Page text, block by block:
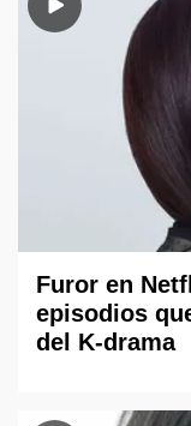
Furor en
episodios
del K-drama